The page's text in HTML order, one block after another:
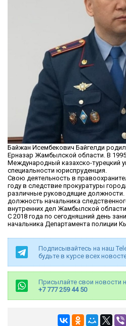
Байжан Исембекович Байгелди
Ерназар Жамбылской области. В
Международный казахско-турецкий
специальности юриспруденция.
Свою деятельность в
году в следствие прокуратуры
различные руководящие должности.
должность начальника
внутренних дел Жамбылской
С 2018 года по сегодняшний день
начальника Департамента полиции
Подписывайтесь на наш
будьте в курсе всех
Присылайте свои новости
+7 777 259 44 50